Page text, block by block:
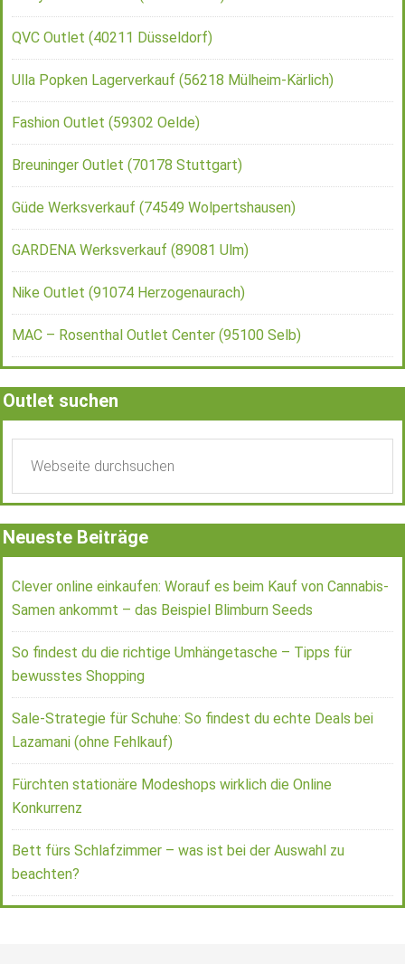
QVC Outlet (40211 Düsseldorf)
Ulla Popken Lagerverkauf (56218 Mülheim-Kärlich)
Fashion Outlet (59302 Oelde)
Breuninger Outlet (70178 Stuttgart)
Güde Werksverkauf (74549 Wolpertshausen)
GARDENA Werksverkauf (89081 Ulm)
Nike Outlet (91074 Herzogenaurach)
MAC – Rosenthal Outlet Center (95100 Selb)
Outlet suchen
Neueste Beiträge
Clever online einkaufen: Worauf es beim Kauf von Cannabis-
Samen ankommt – das Beispiel Blimburn Seeds
So findest du die richtige Umhängetasche – Tipps für
bewusstes Shopping
Sale-Strategie für Schuhe: So findest du echte Deals bei
Lazamani (ohne Fehlkauf)
Fürchten stationäre Modeshops wirklich die Online
Konkurrenz
Bett fürs Schlafzimmer – was ist bei der Auswahl zu
beachten?